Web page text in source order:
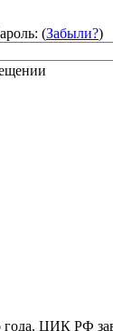
(Забыли?)
года. ЦИК РФ